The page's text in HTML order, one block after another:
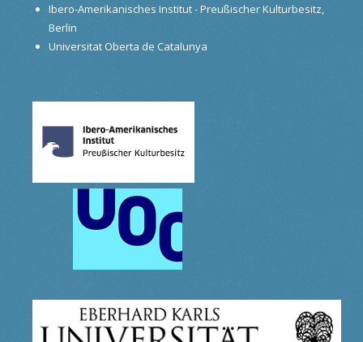
Ibero-Amerikanisches Institut - Preußischer Kulturbesitz,
Berlin
Universitat Oberta de Catalunya